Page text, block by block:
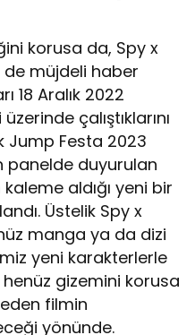
korusa da, Spy x
de müjdeli haber
18 Aralık 2022
çalıştıklarını
Jump Festa 2023
panelde duyurulan
aldığı yeni bir
Üstelik Spy x
manga ya da dizi
yeni karakterlerle
henüz gizemini korusa
filmin
yönünde.